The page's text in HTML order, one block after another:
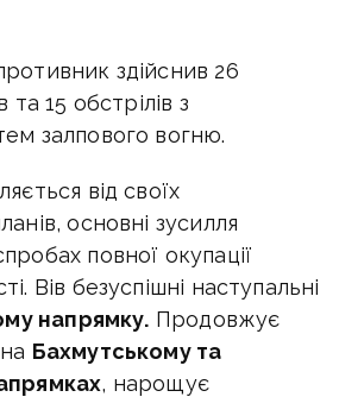
здійснив 26
та 15 обстрілів з
залпового вогню.
від своїх
основні зусилля
повної окупації
Вів безуспішні наступальні
напрямку. Продовжує
Бахмутському та
, нарощує